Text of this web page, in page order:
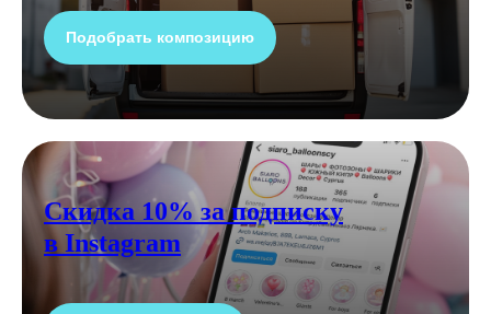
Подобрать композицию
Скидка 10% за подписку
в Instagram